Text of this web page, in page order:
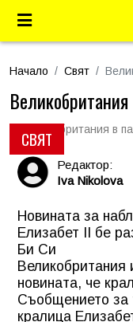
Начало Свят
СВЯТ
Редактор:
Iva Nikolova
Новината за
Елизабет II бе
Би Си
Великобритания
новината, че
Съобщението за
кралица